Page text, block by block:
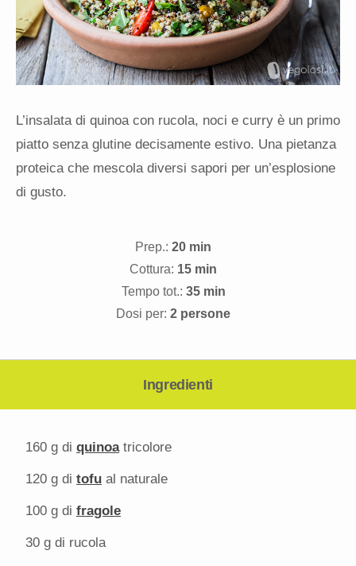
L’insalata di quinoa con rucola, noci e curry è un primo
piatto senza glutine decisamente estivo. Una pietanza
proteica che mescola diversi sapori per un’esplosione
di gusto.
Prep.: 20 min
Cottura: 15 min
Tempo tot.: 35 min
Dosi per: 2 persone
Ingredienti
160 g di quinoatricolore
120 g di tofu al naturale
100 g di fragole
30 g di rucola